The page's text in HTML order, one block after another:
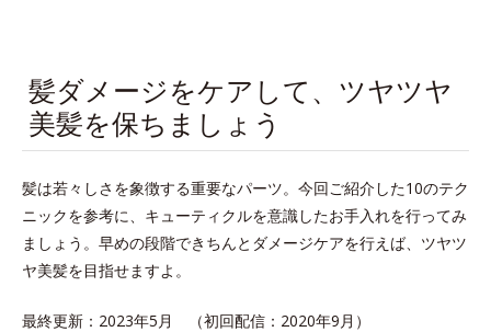
髪ダメージをケアして、ツヤツヤ
美髪を保ちましょう
髪は若々しさを象徴する重要なパーツ。今回ご紹介した10のテク
ニックを参考に、キューティクルを意識したお手入れを行ってみ
ましょう。早めの段階できちんとダメージケアを行えば、ツヤツ
ヤ美髪を目指せますよ。
最終更新：2023年5月 （初回配信：2020年9月）